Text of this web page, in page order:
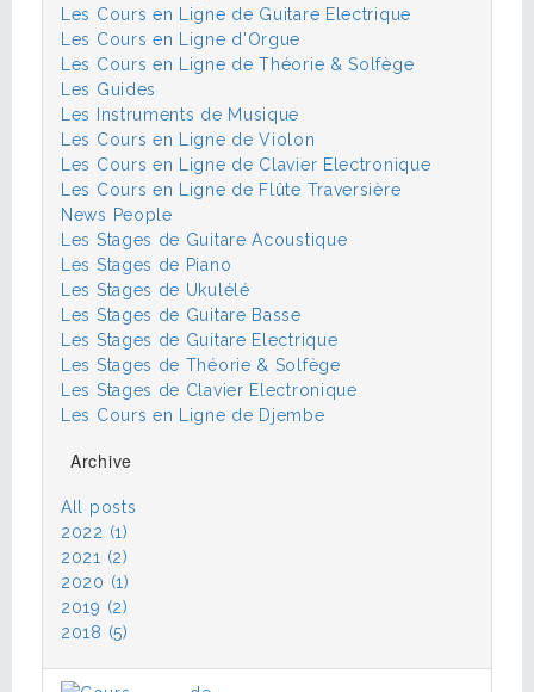
Les Cours en Ligne de Guitare Electrique
Les Cours en Ligne d'Orgue
Les Cours en Ligne de Théorie & Solfège
Les Guides
Les Instruments de Musique
Les Cours en Ligne de Violon
Les Cours en Ligne de Clavier Electronique
Les Cours en Ligne de Flûte Traversière
News People
Les Stages de Guitare Acoustique
Les Stages de Piano
Les Stages de Ukulélé
Les Stages de Guitare Basse
Les Stages de Guitare Electrique
Les Stages de Théorie & Solfège
Les Stages de Clavier Electronique
Les Cours en Ligne de Djembe
Archive
All posts
2022 (1)
2021 (2)
2020 (1)
2019 (2)
2018 (5)